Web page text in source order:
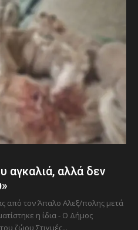
αγκαλιά, αλλά δεν
από τον Άπαλο Αλεξ/πολης μετά
η ίδια - Ο Δήμος